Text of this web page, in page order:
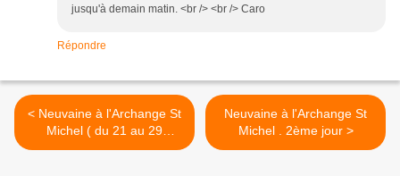
jusqu'à demain matin. <br /> <br /> Caro
Répondre
< Neuvaine à l'Archange St
Michel ( du 21 au 29
Septembre )
Neuvaine à l'Archange St
Michel . 2ème jour >